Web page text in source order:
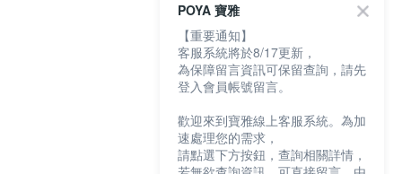
POYA 寶雅
【重要通知】
客服系統將於8/17更新，
為保障留言資訊可保留查詢，請先
登入會員帳號留言。
歡迎來到寶雅線上客服系統。為加
速處理您的需求，
請點選下方按鈕，查詢相關詳情，